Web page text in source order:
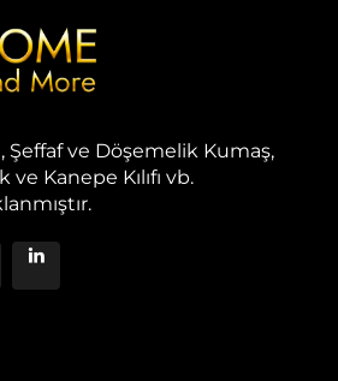
Şeffaf ve Döşemelik Kumaş,
ve Kanepe Kılıfı vb.